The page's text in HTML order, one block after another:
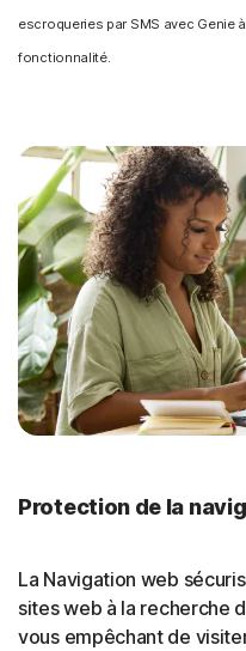
escroqueries par SMS avec Genie
fonctionnalité.
Protection de la
La Navigation web
sites web à la recherche
vous empêchant de